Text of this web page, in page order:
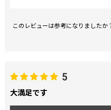
このレビューは参考になりましたか
5
大満足です